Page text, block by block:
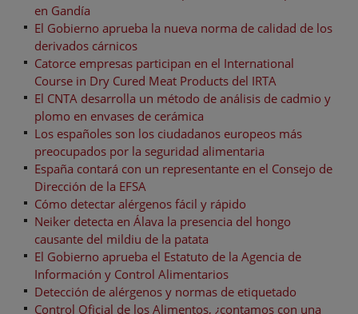
en Gandía
El Gobierno aprueba la nueva norma de calidad de los
derivados cárnicos
Catorce empresas participan en el International
Course in Dry Cured Meat Products del IRTA
El CNTA desarrolla un método de análisis de cadmio y
plomo en envases de cerámica
Los españoles son los ciudadanos europeos más
preocupados por la seguridad alimentaria
España contará con un representante en el Consejo de
Dirección de la EFSA
Cómo detectar alérgenos fácil y rápido
Neiker detecta en Álava la presencia del hongo
causante del mildiu de la patata
El Gobierno aprueba el Estatuto de la Agencia de
Información y Control Alimentarios
Detección de alérgenos y normas de etiquetado
Control Oficial de los Alimentos, ¿contamos con una